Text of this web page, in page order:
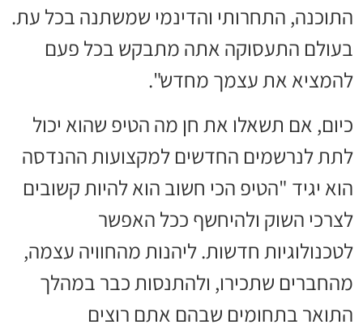
התוכנה, התחרותי והדינמי שמשתנה בכל עת.
בעולם התעסוקה אתה מתבקש בכל פעם
להמציא את עצמך מחדש".
כיום, אם תשאלו את חן מה הטיפ שהוא יכול
לתת לנרשמים החדשים למקצועות ההנדסה
הוא יגיד "הטיפ הכי חשוב הוא להיות קשובים
לצרכי השוק ולהיחשף ככל האפשר
לטכנולוגיות חדשות. ליהנות מהחוויה עצמה,
מהחברים שתכירו, ולהתנסות כבר במהלך
התואר בתחומים שבהם אתם רוצים